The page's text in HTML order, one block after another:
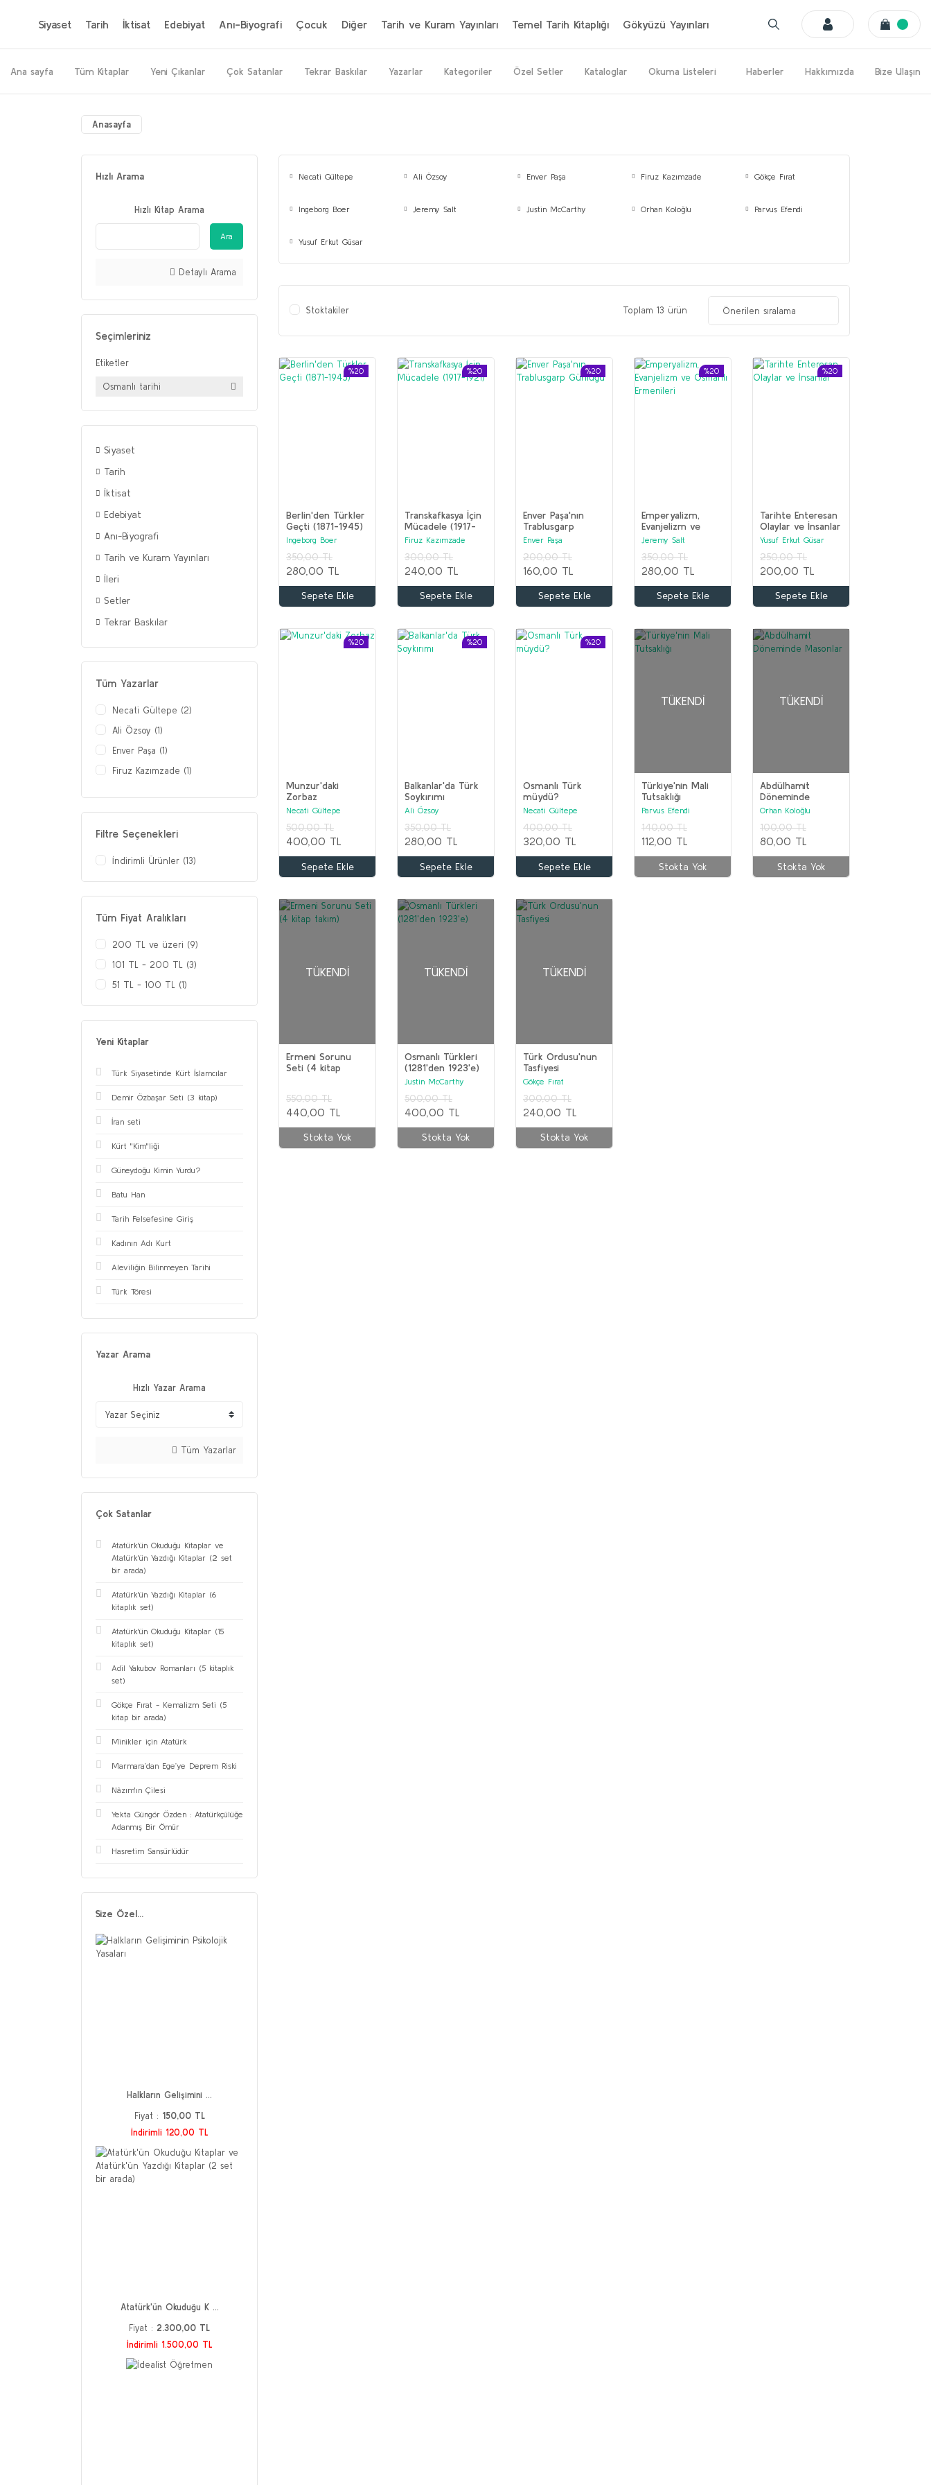
Siyaset Tarih İktisat Edebiyat Anı-Biyografi Çocuk Diğer Tarih ve Kuram Yayınları Temel Tarih Kitaplığı Gökyüzü Yayınları
Ana sayfa Tüm Kitaplar Yeni Çıkanlar Çok Satanlar Tekrar Baskılar Yazarlar Kategoriler Özel Setler Kataloglar Okuma Listeleri Haberler Hakkımızda Bize Ulaşın
Anasayfa
Hızlı Arama
Hızlı Kitap Arama
Ara
Detaylı Arama
Seçimleriniz
Etiketler
Osmanlı tarihi
Siyaset
Tarih
İktisat
Edebiyat
Anı-Biyografi
Tarih ve Kuram Yayınları
İleri
Setler
Tekrar Baskılar
Tüm Yazarlar
Necati Gültepe (2)
Ali Özsoy (1)
Enver Paşa (1)
Firuz Kazımzade (1)
Ingeborg Boer (1)
Jeremy Salt (1)
Yusuf Erkut Güsar (1)
Filtre Seçenekleri
İndirimli Ürünler (13)
Tüm Fiyat Aralıkları
200 TL ve üzeri (9)
101 TL - 200 TL (3)
51 TL - 100 TL (1)
Yeni Kitaplar
Türk Siyasetinde Kürt İslamcılar
Demir Özbaşar Seti (3 kitap)
İran seti
Kürt ''Kim''liği
Güneydoğu Kimin Yurdu?
Batu Han
Tarih Felsefesine Giriş
Kadının Adı Kurt
Aleviliğin Bilinmeyen Tarihi
Türk Töresi
Yazar Arama
Hızlı Yazar Arama
Tüm Yazarlar
Çok Satanlar
Atatürk'ün Okuduğu Kitaplar ve
Atatürk'ün Yazdığı Kitaplar (2 set
bir arada)
Atatürk'ün Yazdığı Kitaplar (6
kitaplık set)
Atatürk'ün Okuduğu Kitaplar (15
kitaplık set)
Adil Yakubov Romanları (5 kitaplık
set)
Gökçe Fırat - Kemalizm Seti (5
kitap bir arada)
Minikler için Atatürk
Marmara’dan Ege’ye Deprem Riski
Nâzım'ın Çilesi
Yekta Güngör Özden : Atatürkçülüğe
Adanmış Bir Ömür
Hasretim Sansürlüdür
Size Özel...
Halkların Gelişimini ...
Fiyat : 150,00 TL
İndirimli 120,00 TL
Atatürk'ün Okuduğu K ...
Fiyat : 2.300,00 TL
İndirimli 1.500,00 TL
Necati Gültepe Ali Özsoy Enver Paşa Firuz Kazımzade Gökçe Fırat
Ingeborg Boer Jeremy Salt Justin McCarthy Orhan Koloğlu Parvus Efendi
Yusuf Erkut Güsar
Stoktakiler Toplam 13 ürün
%20
Berlin'den Türkler
Geçti (1871-1945)
Ingeborg Boer
350,00 TL
280,00 TL
Sepete Ekle
%20
Transkafkasya İçin
Mücadele (1917-
1921)
Firuz Kazımzade
300,00 TL
240,00 TL
Sepete Ekle
%20
Enver Paşa'nın
Trablusgarp
Günlüğü
Enver Paşa
200,00 TL
160,00 TL
Sepete Ekle
%20
Emperyalizm,
Evanjelizm ve
Osmanlı Ermenileri
Jeremy Salt
350,00 TL
280,00 TL
Sepete Ekle
%20
Tarihte Enteresan
Olaylar ve İnsanlar
Yusuf Erkut Güsar
250,00 TL
200,00 TL
Sepete Ekle
%20
Munzur'daki
Zorbaz
Necati Gültepe
500,00 TL
400,00 TL
Sepete Ekle
%20
Balkanlar'da Türk
Soykırımı
Ali Özsoy
350,00 TL
280,00 TL
Sepete Ekle
%20
Osmanlı Türk
müydü?
Necati Gültepe
400,00 TL
320,00 TL
Sepete Ekle
TÜKENDI
Türkiye'nin Mali
Tutsaklığı
Parvus Efendi
140,00 TL
112,00 TL
Stokta Yok
TÜKENDI
Abdülhamit
Döneminde
Masonlar
Orhan Koloğlu
100,00 TL
80,00 TL
Stokta Yok
TÜKENDI
Ermeni Sorunu
Seti (4 kitap
550,00 TL
440,00 TL
Stokta Yok
TÜKENDI
Osmanlı Türkleri
(1281'den 1923'e)
Justin McCarthy
500,00 TL
400,00 TL
Stokta Yok
TÜKENDI
Türk Ordusu'nun
Tasfiyesi
Gökçe Fırat
300,00 TL
240,00 TL
Stokta Yok